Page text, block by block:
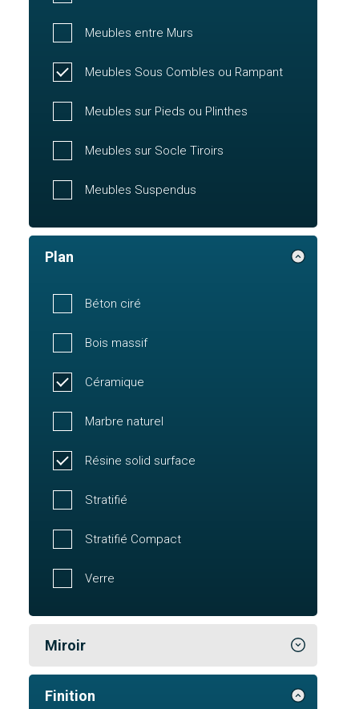
Meubles entre Murs
Meubles Sous Combles ou Rampant
Meubles sur Pieds ou Plinthes
Meubles sur Socle Tiroirs
Meubles Suspendus
Plan
Béton ciré
Bois massif
Céramique
Marbre naturel
Résine solid surface
Stratifié
Stratifié Compact
Verre
Miroir
Finition